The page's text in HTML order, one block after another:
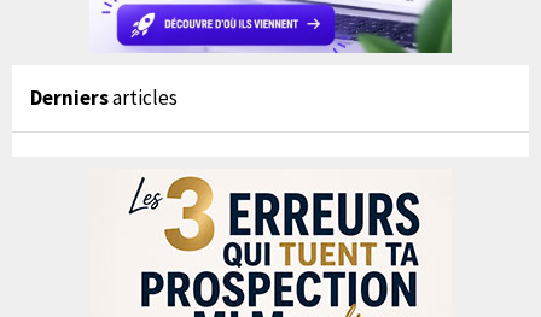
Derniersarticles